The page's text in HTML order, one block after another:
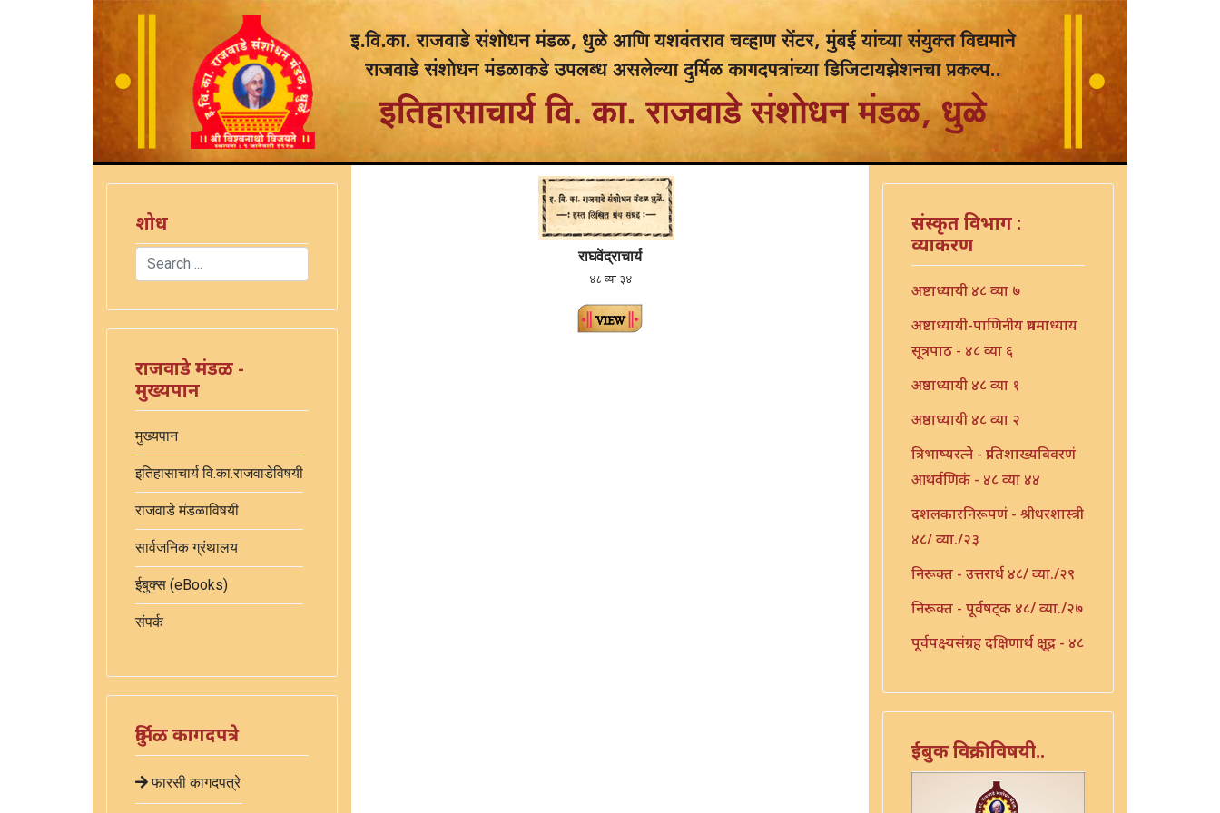
शोध
Search
राजवाडे मंडळ -
मुख्यपान
मुख्यपान
इतिहासाचार्य वि.का.राजवाडेविषयी
राजवाडे मंडळाविषयी
सार्वजनिक ग्रंथालय
ईबुक्स (eBooks)
संपर्क
दुर्मिळ कागदपत्रे
फारसी कागदपत्रे
राघवेंद्राचार्य
४८ व्या ३४
संस्कृत विभाग :
व्याकरण
अष्टाध्यायी ४८ व्या ७
अष्टाध्यायी-पाणिनीय प्रथमाध्याय
सूत्रपाठ - ४८ व्या ६
अष्ठाध्यायी ४८ व्या १
अष्ठाध्यायी ४८ व्या २
त्रिभाष्यरत्ने - प्रातिशाख्यविवरणं
आथर्वणिकं - ४८ व्या ४४
दशलकारनिरूपणं - श्रीधरशास्त्री
४८/ व्या./२३
निरूक्त - उत्तरार्ध ४८/ व्या./२९
निरूक्त - पूर्वषट्क ४८/ व्या./२७
पूर्वपक्ष्यसंग्रह दक्षिणार्थ क्षूद्र - ४८
प्रातिशाख्य - ४८ व्या ४२
प्रातिशाख्य भाष्यं - ४८ व्या ४३
प्रातिशाख्यं - पंचाष्टक ४८ व्या ४५
ईबुक विक्रीविषयी..